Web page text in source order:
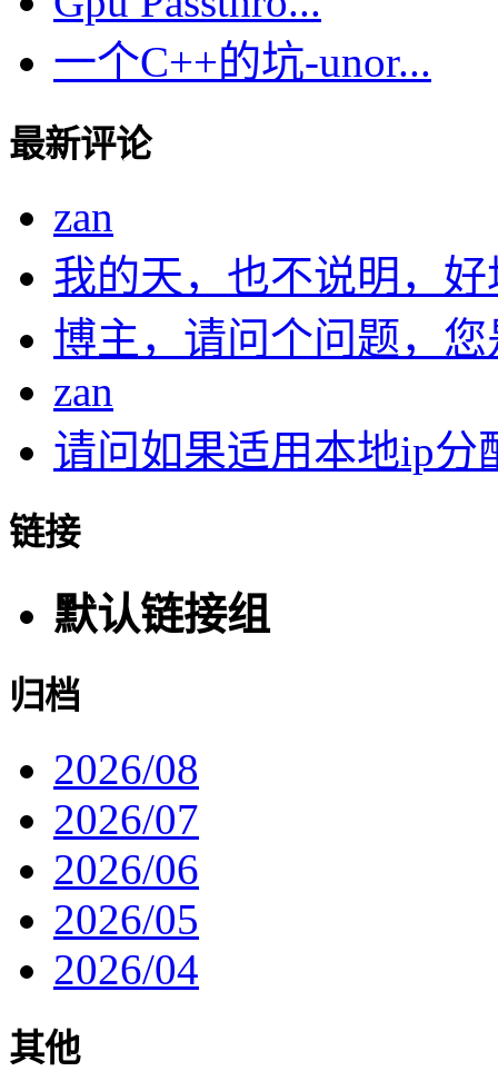
一个C++的坑-unor...
最新评论
zan
我的天，也不说明，好
博主，请问个问题，您
zan
请问如果适用本地ip分
链接
默认链接组
归档
2026/08
2026/07
2026/06
2026/05
2026/04
其他